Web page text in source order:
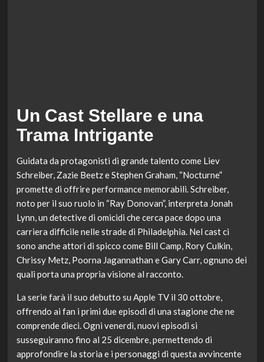
Un Cast Stellare e una
Trama Intrigante
Guidata da protagonisti di grande talento come Liev
Schreiber, Zazie Beetz e Stephen Graham, “Nocturne”
promette di offrire performance memorabili. Schreiber,
noto per il suo ruolo in “Ray Donovan”, interpreta Jonah
Lynn, un detective di omicidi che cerca pace dopo una
carriera difficile nelle strade di Philadelphia. Nel cast ci
sono anche attori di spicco come Bill Camp, Rory Culkin,
Chrissy Metz, Poorna Jagannathan e Gary Carr, ognuno dei
quali porta una propria visione al racconto.
La serie farà il suo debutto su Apple TV il 30 ottobre,
offrendo ai fan i primi due episodi di una stagione che ne
comprende dieci. Ogni venerdì, nuovi episodi si
susseguiranno fino al 25 dicembre, permettendo di
approfondire la storia e i personaggi di questa avvincente